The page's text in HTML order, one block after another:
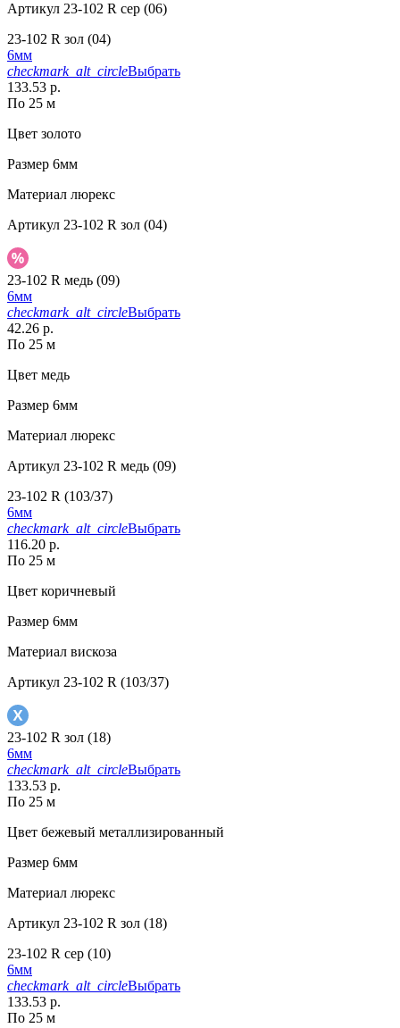
Артикул 23-102 R сер (06)
23-102 R зол (04)
6мм
checkmark_alt_circleВыбрать
133.53 р.
По 25 м
Цвет золото
Размер 6мм
Материал люрекс
Артикул 23-102 R зол (04)
23-102 R медь (09)
6мм
checkmark_alt_circleВыбрать
42.26 р.
По 25 м
Цвет медь
Размер 6мм
Материал люрекс
Артикул 23-102 R медь (09)
23-102 R (103/37)
6мм
checkmark_alt_circleВыбрать
116.20 р.
По 25 м
Цвет коричневый
Размер 6мм
Материал вискоза
Артикул 23-102 R (103/37)
23-102 R зол (18)
6мм
checkmark_alt_circleВыбрать
133.53 р.
По 25 м
Цвет бежевый металлизированный
Размер 6мм
Материал люрекс
Артикул 23-102 R зол (18)
23-102 R сер (10)
6мм
checkmark_alt_circleВыбрать
133.53 р.
По 25 м